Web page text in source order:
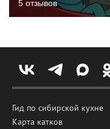
5 отзывов
Гид по сибирской кухне
Карта катков